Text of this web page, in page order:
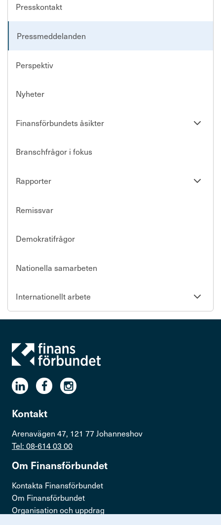
Presskontakt
Pressmeddelanden
Perspektiv
Nyheter
Finansförbundets åsikter
Se
Branschfrågor i fokus
Rapporter
Se
Remissvar
Demokratifrågor
Nationella samarbeten
Internationellt arbete
Se
Kontakt
Arenavägen 47, 121 77 Johanneshov
Tel: 08-614 03 00
Om Finans­för­bundet
Kontakta Finansförbundet
Om Finansförbundet
Organisation och uppdrag